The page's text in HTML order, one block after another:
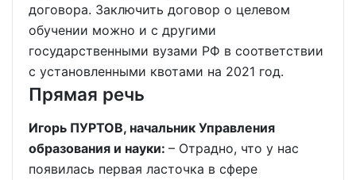
договора. Заключить договор о целевом
обучении можно и с другими
государственными вузами РФ в соответствии
с установленными квотами на 2021 год.
Прямая речь
Игорь ПУРТОВ, начальник Управления
образования и науки: – Отрадно, что у нас
появилась первая ласточка в сфере